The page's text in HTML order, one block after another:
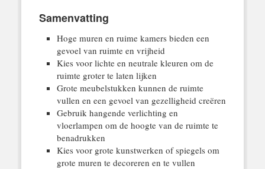
Samenvatting
Hoge muren en ruime kamers bieden een
gevoel van ruimte en vrijheid
Kies voor lichte en neutrale kleuren om de
ruimte groter te laten lijken
Grote meubelstukken kunnen de ruimte
vullen en een gevoel van gezelligheid creëren
Gebruik hangende verlichting en
vloerlampen om de hoogte van de ruimte te
benadrukken
Kies voor grote kunstwerken of spiegels om
grote muren te decoreren en te vullen